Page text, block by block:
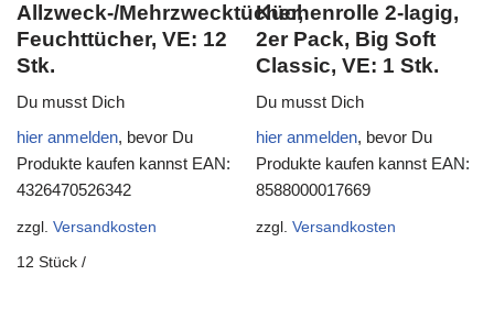
Allzweck-/Mehrzwecktücher,
Feuchttücher, VE: 12
Stk.
Du musst Dich
hier anmelden, bevor Du
Produkte kaufen kannst EAN:
4326470526342
zzgl. Versandkosten
12 Stück /
Küchenrolle 2-lagig,
2er Pack, Big Soft
Classic, VE: 1 Stk.
Du musst Dich
hier anmelden, bevor Du
Produkte kaufen kannst EAN:
8588000017669
zzgl.Versandkosten